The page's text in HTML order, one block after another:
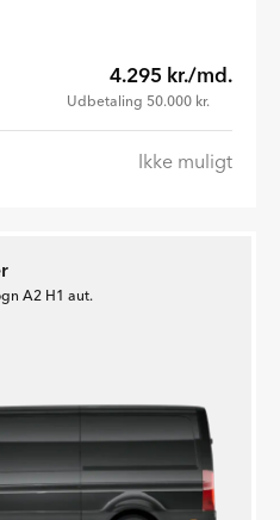
4.295 kr./md.
Udbetaling 50.000 kr.
Ikke muligt
A2 H1 aut.